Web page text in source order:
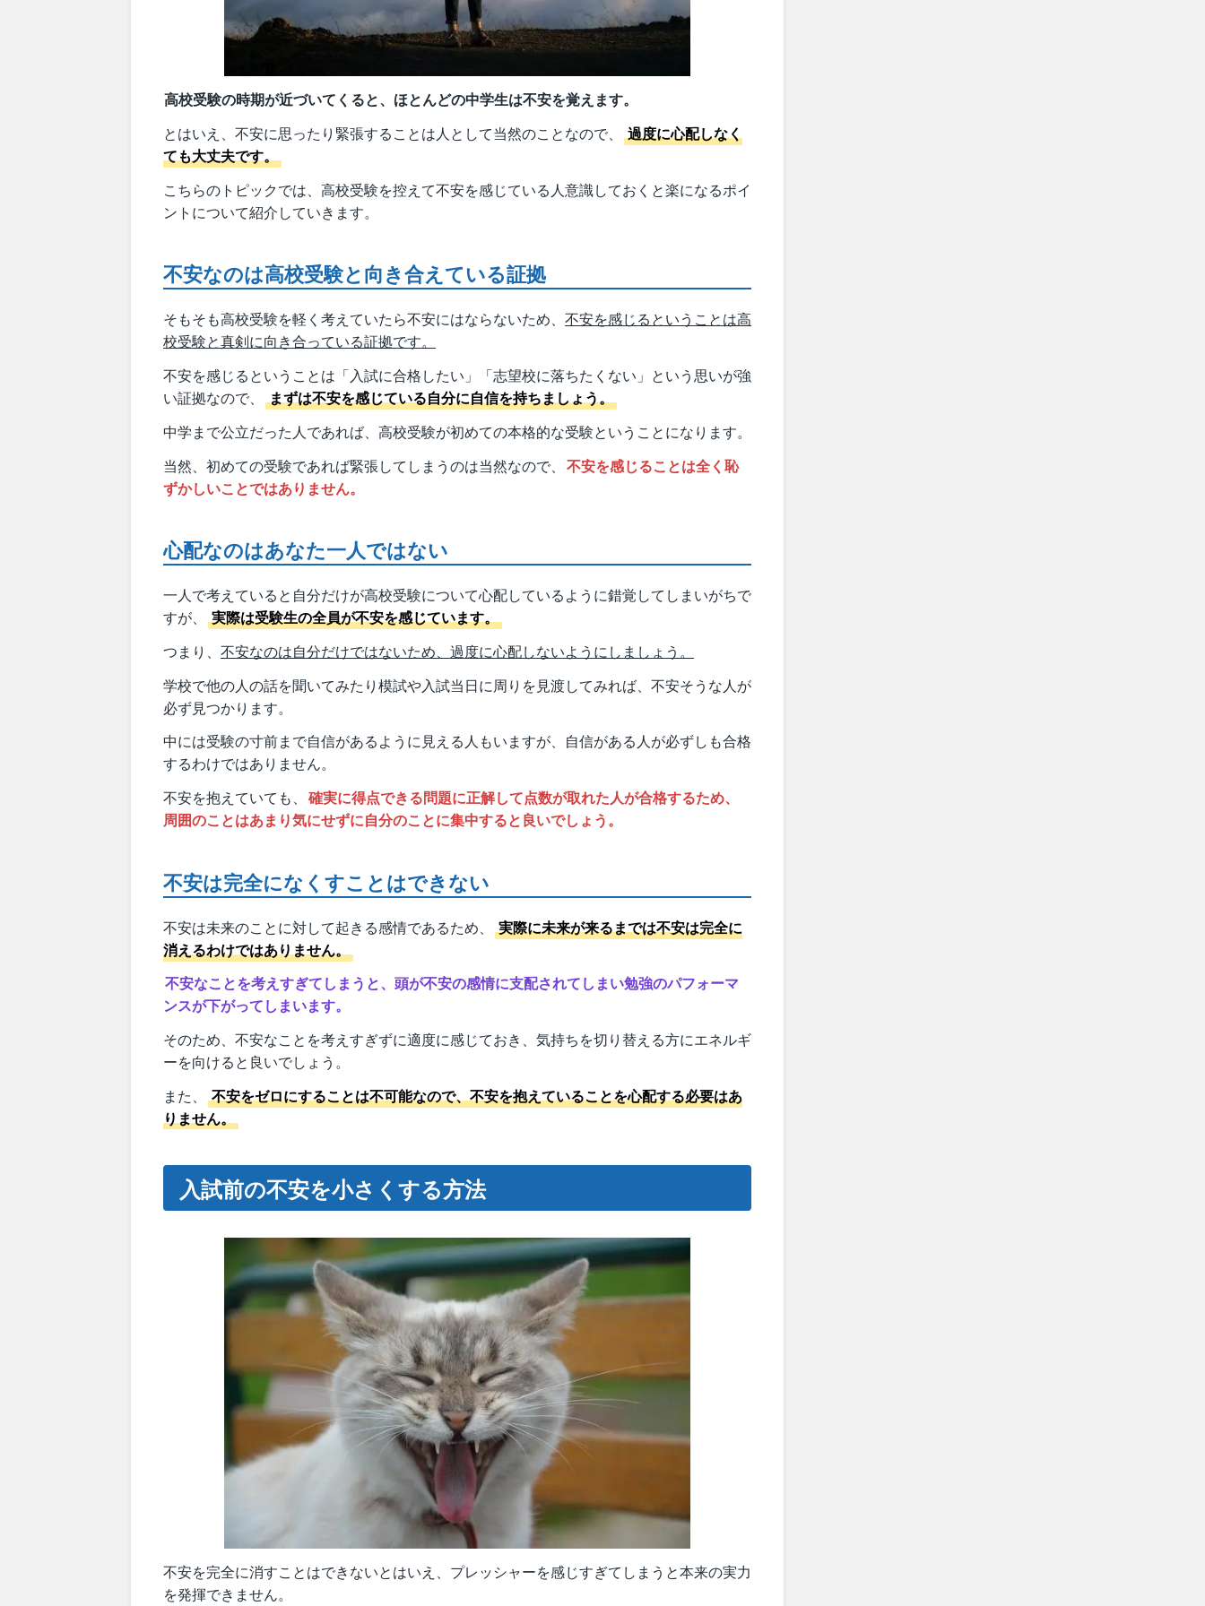
高校受験の時期が近づいてくると、ほとんどの中学生は不安を覚えます。
とはいえ、不安に思ったり緊張することは人として当然のことなので、
過度に心配しなく
ても大丈夫です。
こちらのトピックでは、高校受験を控えて不安を感じている人意識しておくと楽になるポイ
ントについて紹介していきます。
不安なのは高校受験と向き合えている証拠
そもそも高校受験を軽く考えていたら不安にはならないため、 不安を感じるということは高
校受験と真剣に向き合っている証拠です。
不安を感じるということは「入試に合格したい」「志望校に落ちたくない」という思いが強
い証拠なので、
まずは不安を感じている自分に自信を持ちましょう。
中学まで公立だった人であれば、高校受験が初めての本格的な受験ということになります。
当然、初めての受験であれば緊張してしまうのは当然なので、 不安を感じることは全く恥
ずかしいことではありません。
心配なのはあなた一人ではない
一人で考えていると自分だけが高校受験について心配しているように錯覚してしまいがちで
すが、
実際は受験生の全員が不安を感じています。
つまり、 不安なのは自分だけではないため、過度に心配しないようにしましょう。
学校で他の人の話を聞いてみたり模試や入試当日に周りを見渡してみれば、不安そうな人が
必ず見つかります。
中には受験の寸前まで自信があるように見える人もいますが、自信がある人が必ずしも合格
するわけではありません。
不安を抱えていても、 確実に得点できる問題に正解して点数が取れた人が合格するため、
周囲のことはあまり気にせずに自分のことに集中すると良いでしょう。
不安は完全になくすことはできない
不安は未来のことに対して起きる感情であるため、
実際に未来が来るまでは不安は完全に
消えるわけではありません。
不安なことを考えすぎてしまうと、頭が不安の感情に支配されてしまい勉強のパフォーマ
ンスが下がってしまいます。
そのため、不安なことを考えすぎずに適度に感じておき、気持ちを切り替える方にエネルギ
ーを向けると良いでしょう。
また、
不安をゼロにすることは不可能なので、不安を抱えていることを心配する必要はあ
りません。
入試前の不安を小さくする方法
不安を完全に消すことはできないとはいえ、プレッシャーを感じすぎてしまうと本来の実力
を発揮できません。